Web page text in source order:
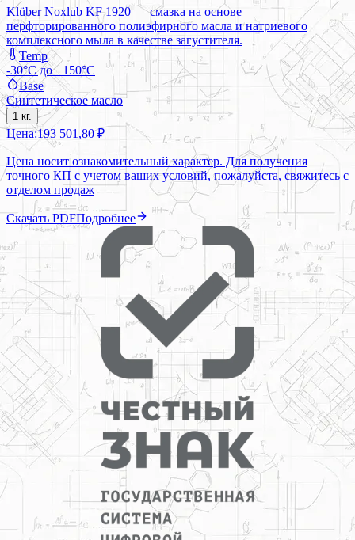
Klüber Noxlub KF 1920 — смазка на основе
перфторированного полиэфирного масла и натриевого
комплексного мыла в качестве загустителя.
Temp
-30°C до +150°C
Base
Синтетическое масло
1 кг.
Цена:193 501,80 ₽
Цена носит ознакомительный характер. Для получения
точного КП с учетом ваших условий, пожалуйста, свяжитесь с
отделом продаж
Скачать PDFПодробнее